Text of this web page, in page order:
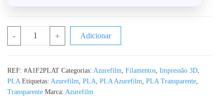
- + Adicionar
REF: #A1F2PLAT Categorias: Azurefilm Filamentos Impressão 3D
PLA Etiquetas: Azurefilm PLA PLA Azurefilm PLA Transparente
Transparente Marca: Azurefilm